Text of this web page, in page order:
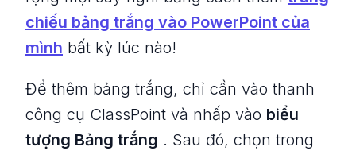
chiếu bảng trắng vào PowerPoint của
mình bất kỳ lúc nào!
Để thêm bảng trắng, chỉ cần vào thanh
công cụ ClassPoint và nhấp vào biểu
tượng Bảng trắng . Sau đó, chọn trong